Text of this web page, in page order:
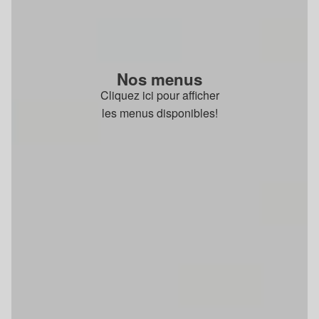
Nos menus
Cliquez ici pour afficher
les menus disponibles!